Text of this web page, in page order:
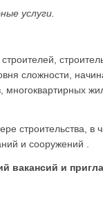
услуги.
сложности,
многоквартирных
строительства, в
и сооружений .
вакансий и